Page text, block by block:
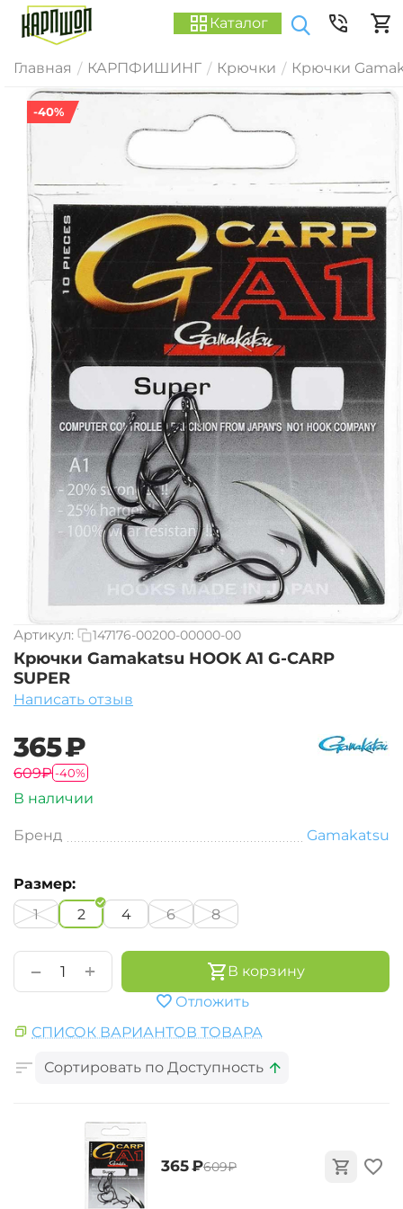
Каталог
Главная / КАРПФИШИНГ / Крючки / Крючки
-40%
Артикул: 147176-00200-00000-00
Крючки Gamakatsu HOOK A1 G-CARP
SUPER
Написать отзыв
‍365‍₽
‍609‍₽-40%
В наличии
Бренд Gamakatsu
Размер:
1
2 4 6 8
+
−
В корзину
Отложить
СПИСОК ВАРИАНТОВ ТОВАРА
Сортировать по Доступность
‍365‍ ₽‍609‍₽